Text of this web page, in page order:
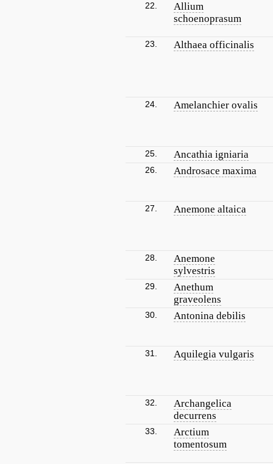
22.
Allium
schoenoprasum
23. Althaea officinalis
24. Amelanchier ovalis
25. Ancathia igniaria
26. Androsace maxima
27. Anemone altaica
28.
Anemone
sylvestris
29.
Anethum
graveolens
30. Antonina debilis
31. Aquilegia vulgaris
32.
Archangelica
decurrens
33.
Arctium
tomentosum